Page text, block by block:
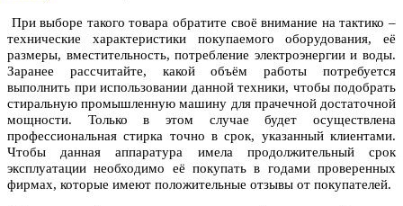
При выборе такого товара обратите своё внимание на тактико –
технические характеристики покупаемого оборудования, её
размеры, вместительность, потребление электроэнергии и воды.
Заранее рассчитайте, какой объём работы потребуется
выполнить при использовании данной техники, чтобы подобрать
стиральную промышленную машину для прачечной достаточной
мощности. Только в этом случае будет осуществлена
профессиональная стирка точно в срок, указанный клиентами.
Чтобы данная аппаратура имела продолжительный срок
эксплуатации необходимо её покупать в годами проверенных
фирмах, которые имеют положительные отзывы от покупателей.